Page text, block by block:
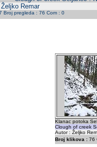
Remar
Broj pregleda : 76 Com : 0
Klanac potoka
Clough of creek
Autor : Željko
Broj klikova :76